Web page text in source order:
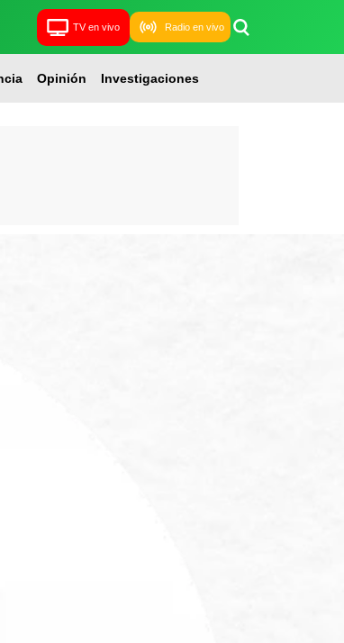
TV en vivo Radio en vivo
Opinión Investigaciones